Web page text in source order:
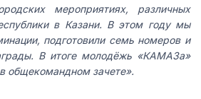
мероприятиях, различных
в Казани. В этом году мы
подготовили семь номеров и
В итоге молодёжь «КАМАЗа»
общекомандном зачете».